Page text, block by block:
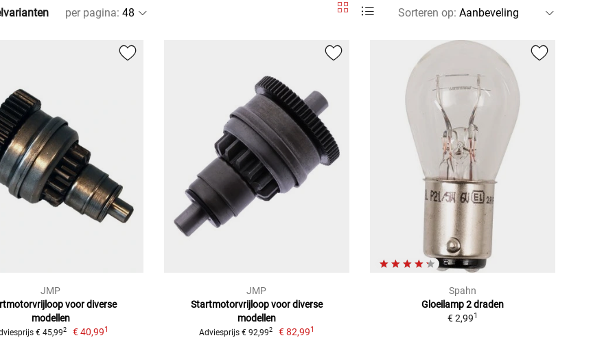
per pagina: Sorteren op:
JMP
voor diverse
modellen
€ 45,992 € 40,991
JMP
Startmotorvrijloop voor diverse
modellen
Adviesprijs € 92,992 € 82,991
Spahn
Gloeilamp 2 draden
€ 2,991